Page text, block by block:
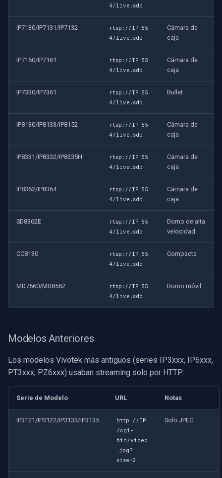
4/live.sdp
IP7130/IP7131/IP7132
rtsp://IP:55
4/live.sdp
Cámara de
caja
IP7160/IP7161
rtsp://IP:55
4/live.sdp
Cámara de
caja
IP7330/IP7361
rtsp://IP:55
4/live.sdp
Bullet
IP8130/IP8133/IP8152
rtsp://IP:55
4/live.sdp
Cámara de
caja
IP8331/IP8332/IP8335H
rtsp://IP:55
4/live.sdp
Cámara de
caja
IP8362/IP8364
rtsp://IP:55
4/live.sdp
Cámara de
caja
SD8362E
rtsp://IP:55
4/live.sdp
Domo de alta
velocidad
CC8130
rtsp://IP:55
4/live.sdp
Compacta
MD7560/MD8562
rtsp://IP:55
4/live.sdp
Domo móvil
Modelos Anteriores
Los modelos Vivotek más antiguos (series IP3xxx, IP6xxx,
PT3xxx, PZ6xxx) usaban streaming solo por HTTP:
Serie de Modelo URL Notas
IP3121/IP3122/IP3133/IP3135
http://IP
/cgi-
bin/video
.jpg?
size=2
Solo JPEG